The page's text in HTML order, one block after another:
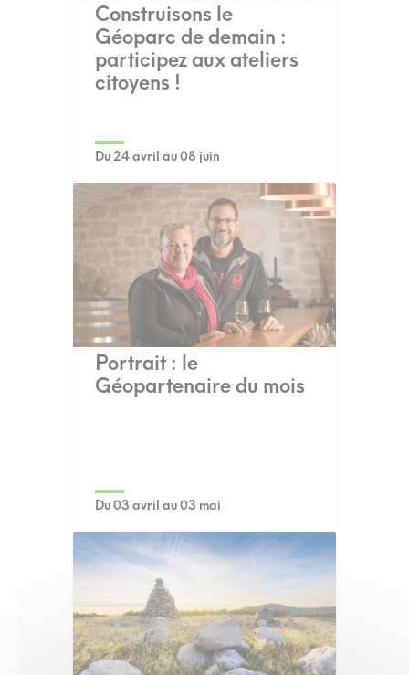
Construisons le
Géoparc de demain :
participez aux ateliers
citoyens !
Du 24 avril au 08 juin
Portrait : le
Géopartenaire du mois
Du 03 avril au 03 mai